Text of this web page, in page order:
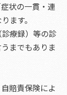
状の一貫・連
ます。
療録）等の診
までもありま
賠責保険によ